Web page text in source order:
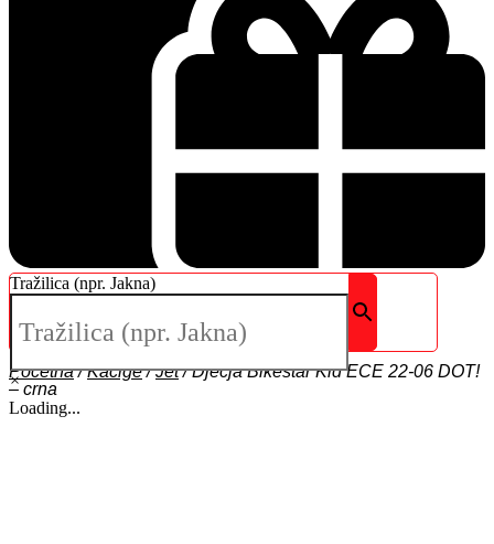
Tražilica (npr. Jakna)
×
Početna/Kacige/Jet/Dječja Bikestar Kid ECE 22-06 DOT!
– crna
Loading...